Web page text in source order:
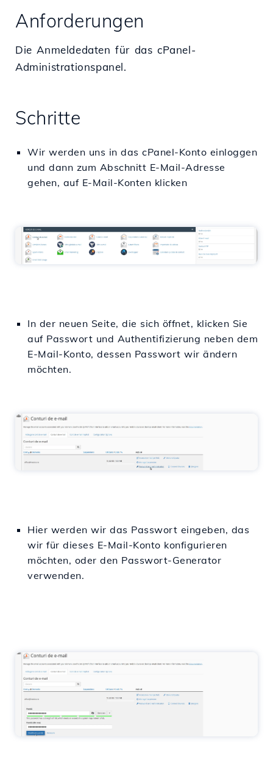
Anforderungen
Die Anmeldedaten für das cPanel-
Administrationspanel.
Schritte
Wir werden uns in das cPanel-Konto einloggen
und dann zum Abschnitt E-Mail-Adresse
gehen, auf E-Mail-Konten klicken
In der neuen Seite, die sich öffnet, klicken Sie
auf Passwort und Authentifizierung neben dem
E-Mail-Konto, dessen Passwort wir ändern
möchten.
Hier werden wir das Passwort eingeben, das
wir für dieses E-Mail-Konto konfigurieren
möchten, oder den Passwort-Generator
verwenden.